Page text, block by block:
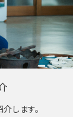
します。